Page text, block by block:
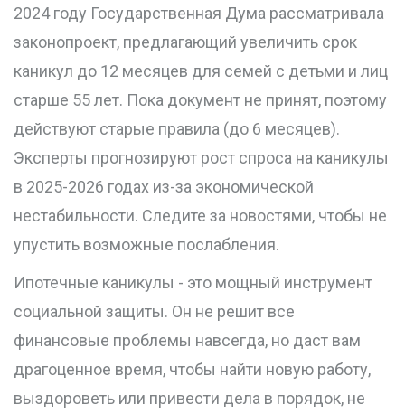
2024 году Государственная Дума рассматривала
законопроект, предлагающий увеличить срок
каникул до 12 месяцев для семей с детьми и лиц
старше 55 лет. Пока документ не принят, поэтому
действуют старые правила (до 6 месяцев).
Эксперты прогнозируют рост спроса на каникулы
в 2025-2026 годах из-за экономической
нестабильности. Следите за новостями, чтобы не
упустить возможные послабления.
Ипотечные каникулы - это мощный инструмент
социальной защиты. Он не решит все
финансовые проблемы навсегда, но даст вам
драгоценное время, чтобы найти новую работу,
выздороветь или привести дела в порядок, не